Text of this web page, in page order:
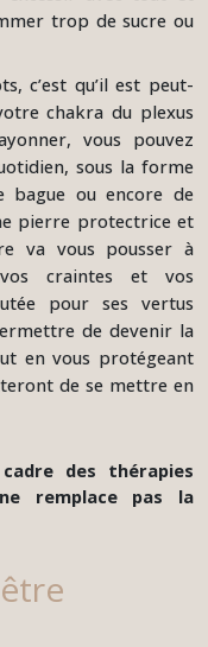
trop de sucre ou
c’est qu’il est peut-
chakra du plexus
vous pouvez
sous la forme
bague ou encore de
pierre protectrice et
va vous pousser à
craintes et vos
pour ses vertus
de devenir la
en vous protégeant
de se mettre en
des thérapies
remplace pas la